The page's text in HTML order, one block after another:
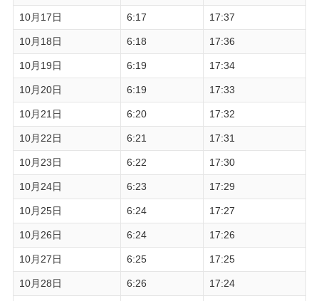
10月17日 6:17 17:37
10月18日 6:18 17:36
10月19日 6:19 17:34
10月20日 6:19 17:33
10月21日 6:20 17:32
10月22日 6:21 17:31
10月23日 6:22 17:30
10月24日 6:23 17:29
10月25日 6:24 17:27
10月26日 6:24 17:26
10月27日 6:25 17:25
10月28日 6:26 17:24